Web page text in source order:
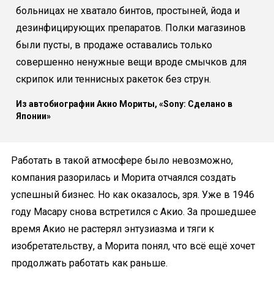
больницах не хватало бинтов, простыней, йода и
дезинфицирующих препаратов. Полки магазинов
были пусты, в продаже оставались только
совершенно ненужные вещи вроде смычков для
скрипок или теннисных ракеток без струн.
Из автобиографии Акио Мориты, «Sony: Сделано в
Японии»
Работать в такой атмосфере было невозможно,
компания разорилась и Морита отчаялся создать
успешный бизнес. Но как оказалось, зря. Уже в 1946
году Масару снова встретился с Акио. За прошедшее
время Акио не растерял энтузиазма и тяги к
изобретательству, а Морита понял, что всё ещё хочет
продолжать работать как раньше.